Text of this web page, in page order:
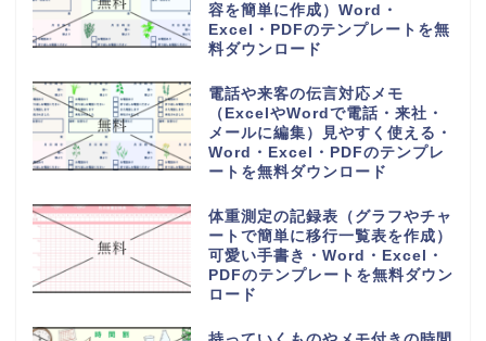
容を簡単に作成）Word・
Excel・PDFのテンプレートを無
料ダウンロード
電話や来客の伝言対応メモ
（ExcelやWordで電話・来社・
メールに編集）見やすく使える・
Word・Excel・PDFのテンプレ
ートを無料ダウンロード
体重測定の記録表（グラフやチャ
ートで簡単に移行一覧表を作成）
可愛い手書き・Word・Excel・
PDFのテンプレートを無料ダウン
ロード